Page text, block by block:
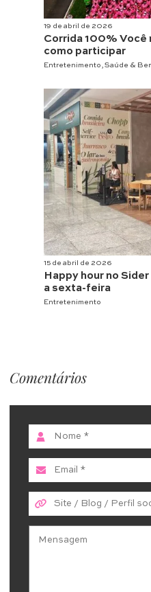
19 de abril de 2026
Corrida 100% Você
como participar
Entretenimento , Saúde &
15 de abril de 2026
Happy hour no
a sexta-feira
Entretenimento
Comentários